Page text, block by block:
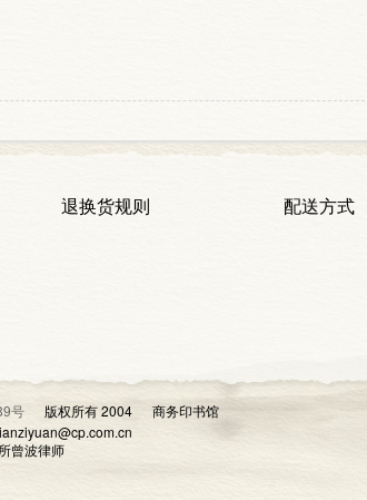
退换货规则 配送方式
号版权所有 2004 商务印书馆
曾波律师